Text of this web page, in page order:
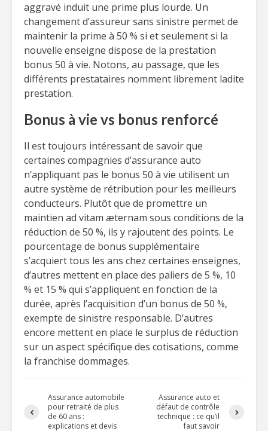
aggravé induit une prime plus lourde. Un
changement d’assureur sans sinistre permet de
maintenir la prime à 50 % si et seulement si la
nouvelle enseigne dispose de la prestation
bonus 50 à vie. Notons, au passage, que les
différents prestataires nomment librement ladite
prestation.
Bonus à vie vs bonus renforcé
Il est toujours intéressant de savoir que
certaines compagnies d’assurance auto
n’appliquant pas le bonus 50 à vie utilisent un
autre système de rétribution pour les meilleurs
conducteurs. Plutôt que de promettre un
maintien ad vitam æternam sous conditions de la
réduction de 50 %, ils y rajoutent des points. Le
pourcentage de bonus supplémentaire
s’acquiert tous les ans chez certaines enseignes,
d’autres mettent en place des paliers de 5 %, 10
% et 15 % qui s’appliquent en fonction de la
durée, après l’acquisition d’un bonus de 50 %,
exempte de sinistre responsable. D’autres
encore mettent en place le surplus de réduction
sur un aspect spécifique des cotisations, comme
la franchise dommages.
Assurance automobile
pour retraité de plus
de 60 ans :
explications et devis
Assurance auto et
défaut de contrôle
technique : ce qu’il
faut savoir